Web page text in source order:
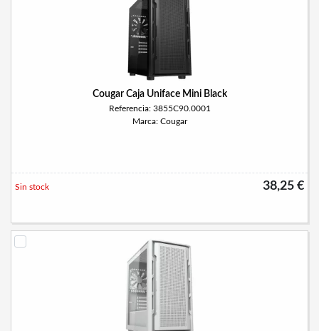
Cougar Caja Uniface Mini Black
Referencia: 3855C90.0001
Marca: Cougar
38,25 €
Sin stock